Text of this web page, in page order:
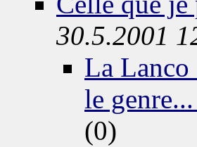
30.5.2001
La Lanco
le
(0)